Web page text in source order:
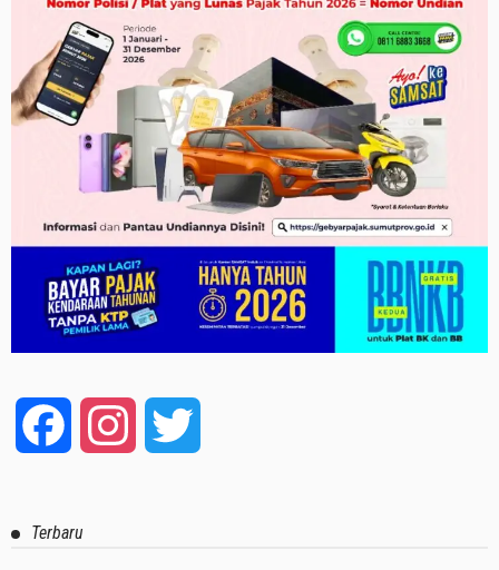
Facebook Instagram
Terbaru